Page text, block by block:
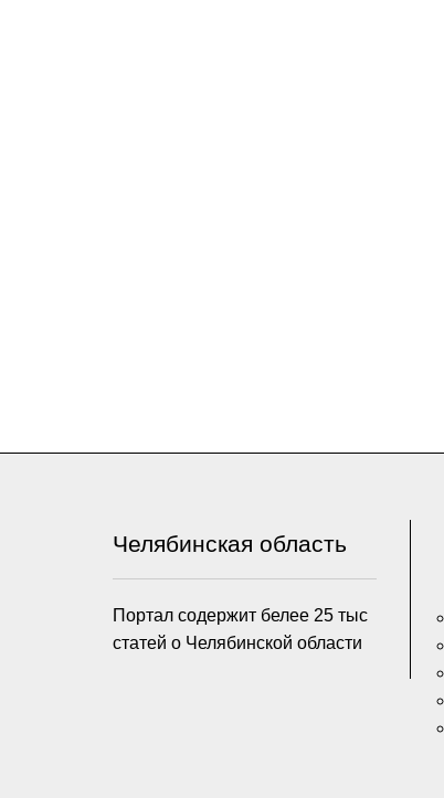
Челябинская область
Портал содержит белее 25 тыс
статей о Челябинской области